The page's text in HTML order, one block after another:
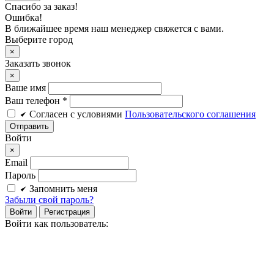
Спасибо за заказ!
Ошибка!
В ближайшее время наш менеджер свяжется с вами.
Выберите город
×
Заказать звонок
×
Ваше имя
Ваш телефон *
Cогласен c условиями Пользовательского соглашения
Войти
×
Email
Пароль
Запомнить меня
Забыли свой пароль?
Войти Регистрация
Войти как пользователь: